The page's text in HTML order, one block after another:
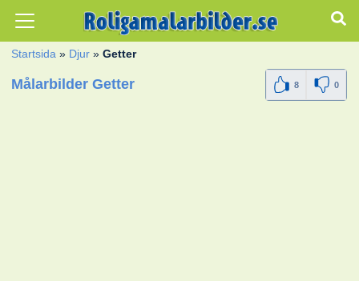
Startsida » Djur »Getter
Målarbilder Getter 8 0